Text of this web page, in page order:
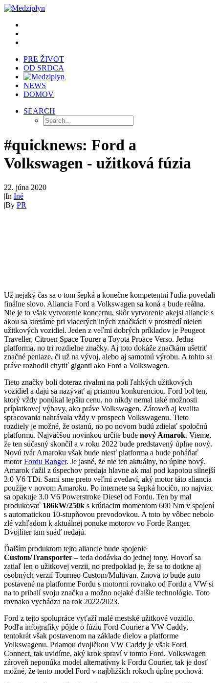
PRE ŽIVOT
OD SRDCA
NEWS
DOMOV
SEARCH
#quicknews: Ford a
Volkswagen - užitková fúzia
22. júna 2020
|In Iné
|By PR
Už nejaký čas sa o tom šepká a konečne kompetentní ľudia povedali
finálne slovo. Aliancia Ford a Volkswagen sa koná a bude reálna.
Nie je to však vytvorenie koncernu, skôr vytvorenie akejsi aliancie s
akou sa stretáme pri viacerých iných značkách v prostredí nielen
užitkových vozidiel. Jeden z veľmi dobrých príkladov je Peugeot
Traveller, Citroen Space Tourer a Toyota Proace Verso. Jedna
platforma, no tri rozdielne značky. Aj toto dokáže značkám ušetriť
značné peniaze, či už na vývoj, alebo aj samotnú výrobu. A tohto sa
práve rozhodli chytiť giganti ako Ford a Volkswagen.
Tieto značky boli doteraz rivalmi na poli ľahkých užitkových
vozidiel a dajú sa nazývať aj priamou konkurenciou. Ford bol ten,
ktorý vždy ponúkal lepšiu cenu, no nikdy nemal také možnosti
príplatkovej výbavy, ako práve Volkswagen. Zároveň aj kvalita
spracovania nahrávala vždy v prospech Volkswagenu. Tieto
rozdiely je možné, že ostanú, no po novom budú zdielať spoločnú
platformu. Najväčšou novinkou určite bude nový Amarok. Vieme,
že ten súčasný skončil a v roku 2022 bude predstavený úplne nový.
Novú tvár Amaroku však bude niesť platforma a bude poháňať
motorFordu Ranger. Je jasné, že nie ten aktuálny, no úplne nový.
Amarok ťažil z úspechov predaja hlavne ak mal pod kapotou silnejší
3.0 V6 TDi. Sami sme preto veľmi zvedaví, aký motor táto aliancia
použije v novom Amaroku. Po internete sa šepká hocičo, no najviac
sa opakuje 3.0 V6 Powerstroke Diesel od Fordu. Ten by mal
produkovať 186kW/250k s krútiacim momentom 600 Nm v spojení
s automatickou 10-stupňovou prevodovkou. A toto by vôbec nebolo
zlé vzhľadom k aktuálnej ponuke motorov vo Forde Ranger.
Dvojliter tam snáď nedajú.
Ďalším produktom tejto aliancie bude spojenie
Custom/Transporter – teda dodávka do jednej tony. Hovorí sa
zatiaľ len o užitkovej verzii, no predpoklad je, že sa to dotkne aj
osobných verzií Tourneo Custom/Multivan. Znova to bude auto
postavené na platforme Fordu s motormi rovnako od Fordu a VW si
na to pribalí svoju značku a možno nejaké ďalšie technológie. Toto
rovnako vychádza na rok 2022/2023.
Ford z tejto spolupráce vyťaží malé mestské užitkové vozidlo.
Podľa infografiky pôjde o fúziu Ford Courier a VW Caddy,
tentokrát však postavenom na základe dielov a platforme
Volkswagenu. Priamou dvojičkou VW Caddy je však Ford
Connect, tak uvidíme, aký krok spraví v tomto Ford. Volkswagen
zároveň neponúka model alternatívny k Fordu Courier, tak je dosť
možné, že tento model Ford v najbližších rokoch úplne pochová.